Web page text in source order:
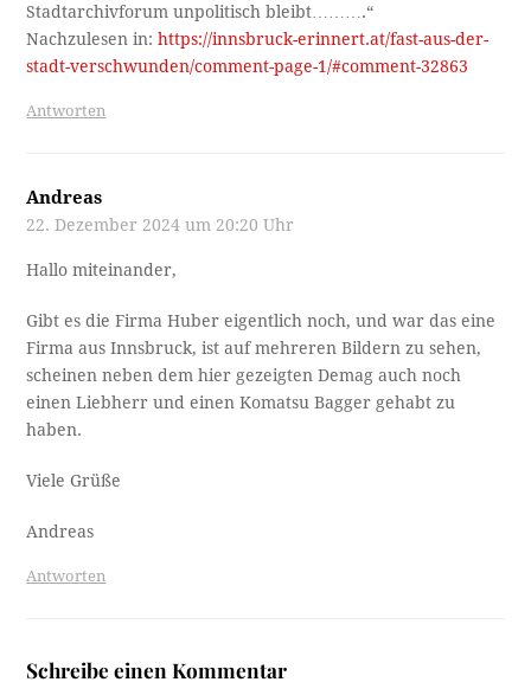
Stadtarchivforum unpolitisch bleibt……….“
Nachzulesen in:https://innsbruck-erinnert.at/fast-aus-der-
stadt-verschwunden/comment-page-1/#comment-32863
Antworten
Andreas
22. Dezember 2024 um 20:20 Uhr
Hallo miteinander,
Gibt es die Firma Huber eigentlich noch, und war das eine
Firma aus Innsbruck, ist auf mehreren Bildern zu sehen,
scheinen neben dem hier gezeigten Demag auch noch
einen Liebherr und einen Komatsu Bagger gehabt zu
haben.
Viele Grüße
Andreas
Antworten
Schreibe einen Kommentar